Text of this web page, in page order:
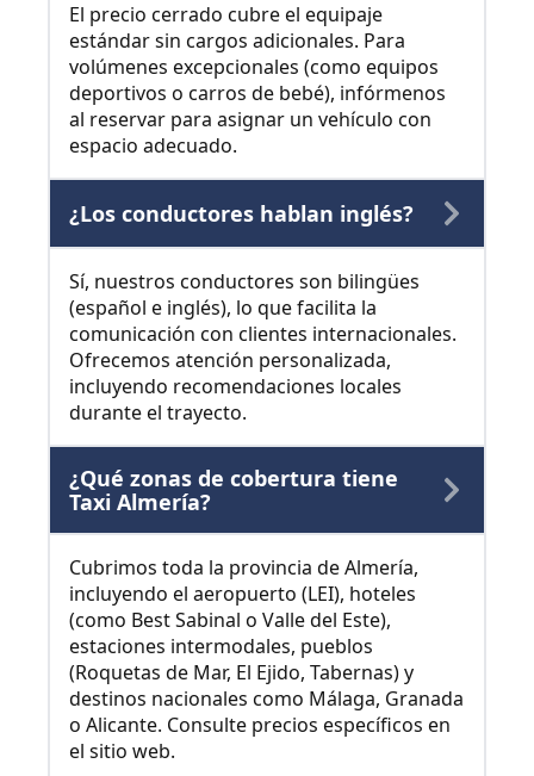
El precio cerrado cubre el equipaje
estándar sin cargos adicionales. Para
volúmenes excepcionales (como equipos
deportivos o carros de bebé), infórmenos
al reservar para asignar un vehículo con
espacio adecuado.
¿Los conductores hablan inglés?
Sí, nuestros conductores son bilingües
(español e inglés), lo que facilita la
comunicación con clientes internacionales.
Ofrecemos atención personalizada,
incluyendo recomendaciones locales
durante el trayecto.
¿Qué zonas de cobertura tiene
Taxi Almería?
Cubrimos toda la provincia de Almería,
incluyendo el aeropuerto (LEI), hoteles
(como Best Sabinal o Valle del Este),
estaciones intermodales, pueblos
(Roquetas de Mar, El Ejido, Tabernas) y
destinos nacionales como Málaga, Granada
o Alicante. Consulte precios específicos en
el sitio web.